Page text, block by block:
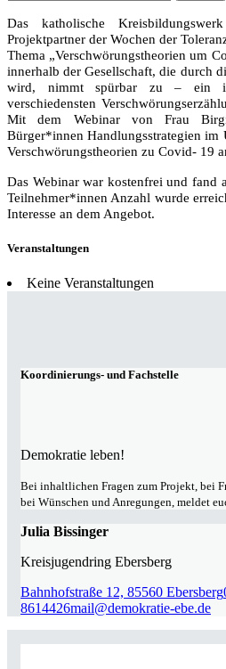
Das katholische
Projektpartner der Wochen der
Thema „Verschwörungstheorien um
innerhalb der Gesellschaft, die durch
wird, nimmt spürbar zu – ein
verschiedensten
Mit dem Webinar von Frau
Bürger*innen Handlungsstrategien im
Verschwörungstheorien zu Covid- 19
Das Webinar war kostenfrei und fand
Teilnehmer*innen Anzahl wurde
Interesse an dem Angebot.
Veranstaltungen
Keine Veranstaltungen
Koordinierungs- und Fachstelle
Demokratie leben!
Bei inhaltlichen Fragen zum Projekt, bei
bei Wünschen und Anregungen, meldet
Julia Bissinger
Kreisjugendring Ebersberg
Bahnhofstraße 12, 85560 Ebersberg
8614426mail@demokratie-ebe.de